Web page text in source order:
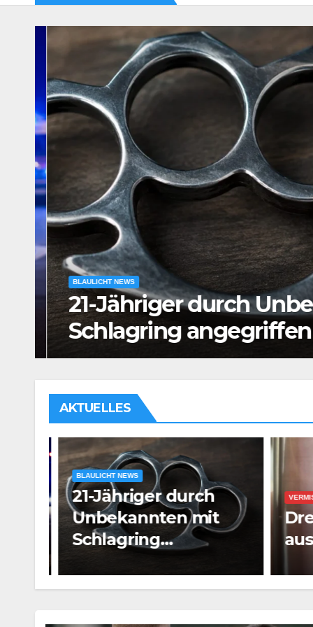
BLAULICHT NEWS
21-Jähriger durch
Schlagring angegriffen
AKTUELLES
BLAULICHT NEWS
21-Jähriger durch
Unbekannten mit
Schlagring